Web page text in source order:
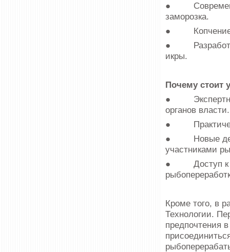
●
заморозка.
● Копчение и
● Разработка
икры.
Почему стоит
● Экспертные
органов власти.
●
● Новые
участниками
● Доступ к
Кроме того, в
Технологии.
предпочтения